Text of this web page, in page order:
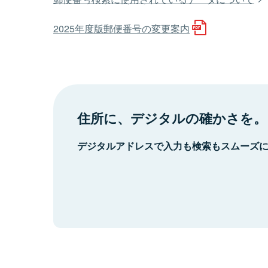
2025年度版郵便番号の変更案内
住所に、デジタルの確かさを。
デジタルアドレスで入力も検索もスムーズ